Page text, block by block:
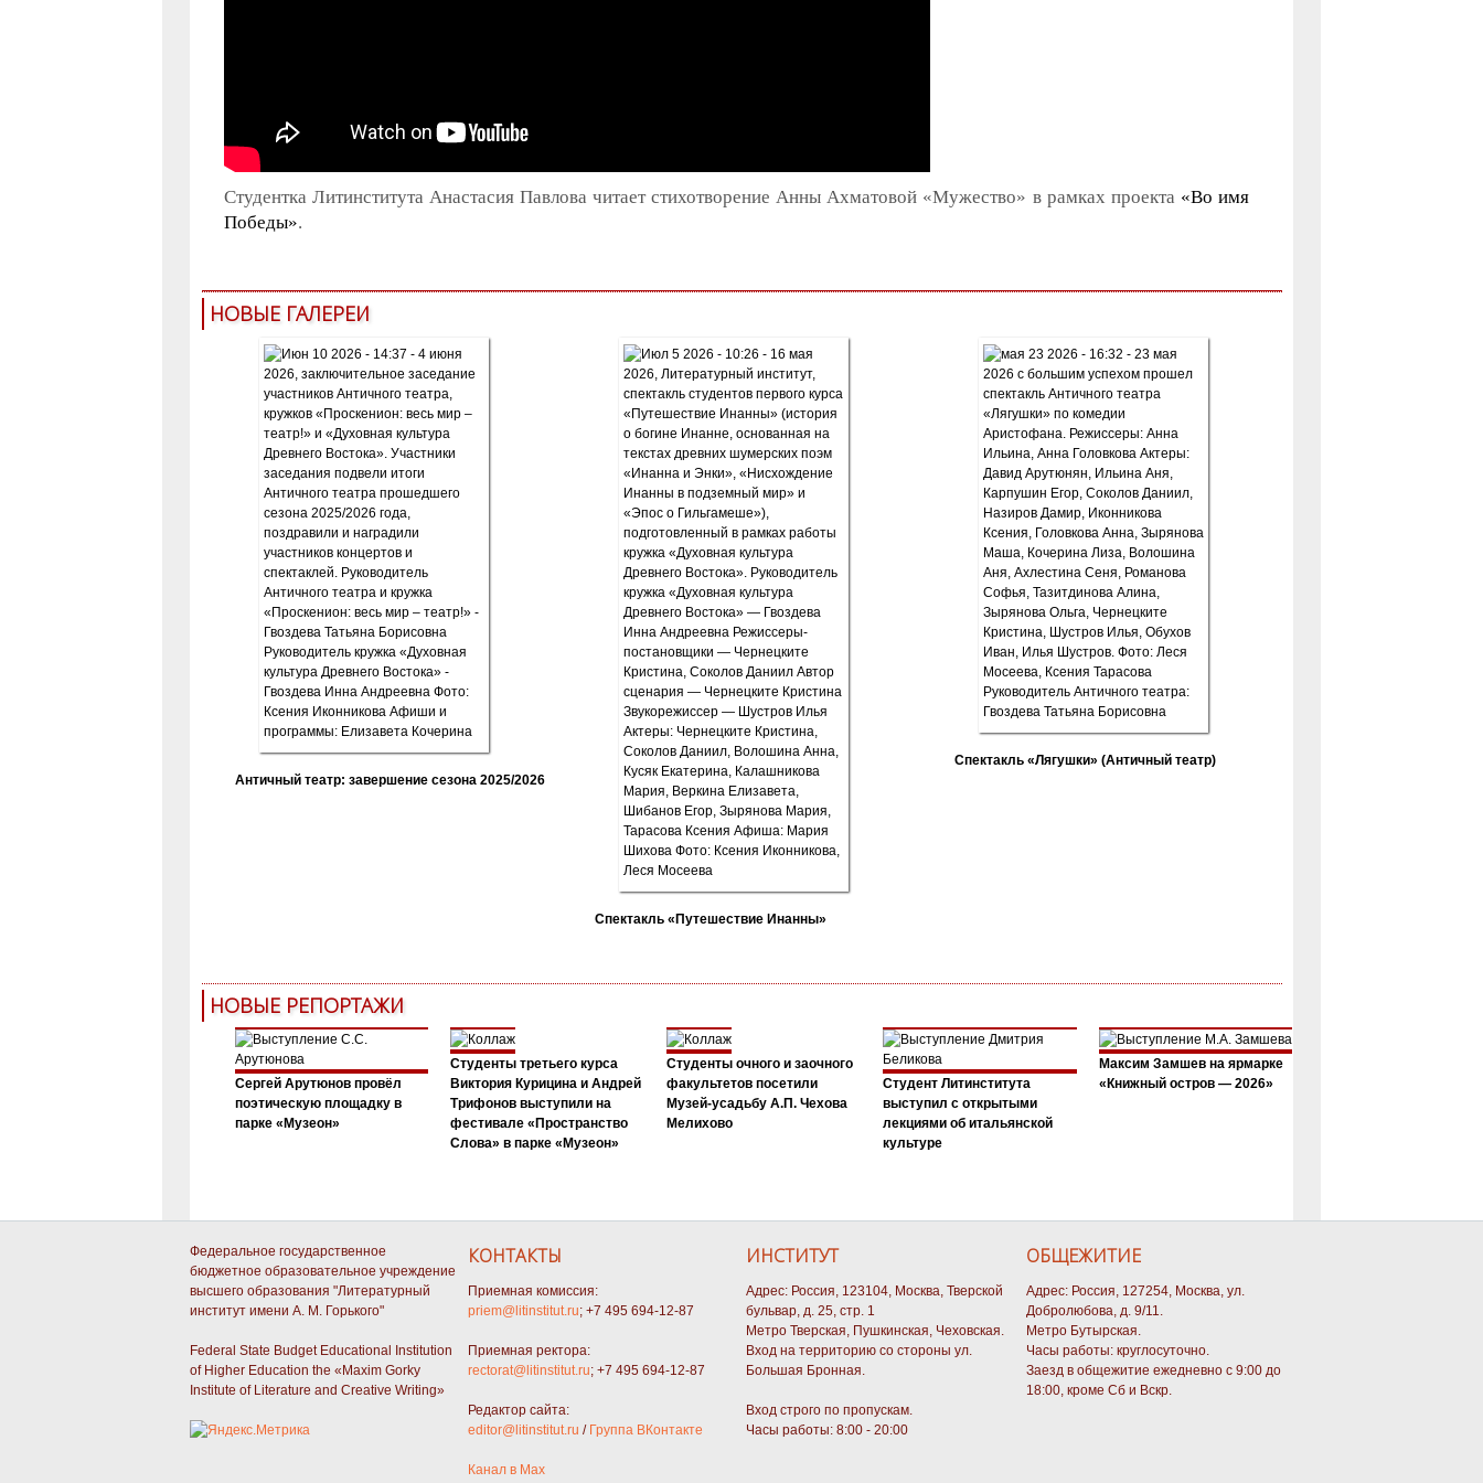
Студентка Литинститута Анастасия Павлова читает стихотворение Анны Ахматовой «Мужество» в рамках проекта «Во имя
Победы».
НОВЫЕ ГАЛЕРЕИ
Античный театр: завершение сезона 2025/2026
Спектакль «Путешествие Инанны»
Спектакль «Лягушки» (Античный театр)
НОВЫЕ РЕПОРТАЖИ
Сергей Арутюнов провёл
поэтическую площадку в
парке «Музеон»
Студенты третьего курса
Виктория Курицина и Андрей
Трифонов выступили на
фестивале «Пространство
Слова» в парке «Музеон»
Студенты очного и заочного
факультетов посетили
Музей-усадьбу А.П. Чехова
Мелихово
Студент Литинститута
выступил с открытыми
лекциями об итальянской
культуре
Максим Замшев на ярмарке
«Книжный остров — 2026»
Федеральное государственное
бюджетное образовательное учреждение
высшего образования "Литературный
институт имени А. М. Горького"
Federal State Budget Educational Institution
of Higher Education the «Maxim Gorky
Institute of Literature and Creative Writing»
КОНТАКТЫ
Приемная комиссия:
priem@litinstitut.ru; +7 495 694-12-87
Приемная ректора:
rectorat@litinstitut.ru; +7 495 694-12-87
Редактор сайта:
editor@litinstitut.ru / Группа ВКонтакте
Канал в Max
ИНСТИТУТ
Адрес: Россия, 123104, Москва, Тверской
бульвар, д. 25, стр. 1
Метро Тверская, Пушкинская, Чеховская.
Вход на территорию со стороны ул.
Большая Бронная.
Вход строго по пропускам.
Часы работы: 8:00 - 20:00
ОБЩЕЖИТИЕ
Адрес: Россия, 127254, Москва, ул.
Добролюбова, д. 9/11.
Метро Бутырская.
Часы работы: круглосуточно.
Заезд в общежитие ежедневно с 9:00 до
18:00, кроме Сб и Вскр.